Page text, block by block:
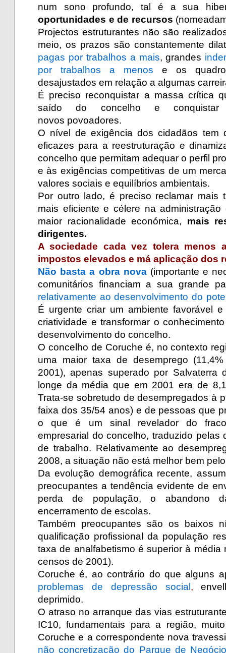
num sono profundo, tal é a sua
oportunidades e de recursos
Projectos estruturantes não são
meio, os prazos são constantemente
pagas por trabalhos a mais,grandes
por trabalhos a menos e os
desajustados em relação a algumas
É preciso reconquistar a massa crítica
saído do concelho e conquistar
novos povoadores.
O nível de exigência dos cidadãos tem
eficazes para a reestruturação e
concelho que permitam adequar o perfil
e às exigências competitivas de um
valores sociais e equilíbrios ambientais.
Por outro lado, é preciso reclamar mais
mais eficiente e célere na
maior racionalidade económica, mais
dirigentes.
A sociedade cada vez tolera menos
impostos elevados e má aplicação dos
Não basta a obra nova(importante e
comunitários financiam a sua grande
relativamente ao desenvolvimento do
É urgente criar um ambiente favorável
criatividade e transformar o
desenvolvimento do concelho.
O concelho de Coruche é, no contexto
uma maior taxa de desemprego
2001), apenas superado por Salvaterra
longe da média que em 2001 era de
Trata-se sobretudo de desempregados à
faixa dos 35/54 anos) e de pessoas que
o que é um sinal revelador do
empresarial do concelho, traduzido pelas
de trabalho. Relativamente ao
2008, a situação não está melhor bem
Da evolução demográfica recente,
preocupantes a tendência evidente de
perda de população, o abandono
encerramento de escolas.
Também preocupantes são os baixos
qualificação profissional da população
taxa de analfabetismo é superior à
censos de 2001).
Coruche é, ao contrário do que alguns
problemas de depressão social ,
deprimido.
O atraso no arranque das vias
IC10, fundamentais para a região,
Coruche e a correspondente nova
não concretização do Parque de